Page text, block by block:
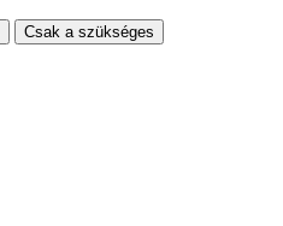
Csak a szükséges